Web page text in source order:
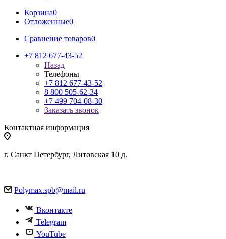
Корзина0
Отложенные0
Сравнение товаров0
+7 812 677-43-52
Назад
Телефоны
+7 812 677-43-52
8 800 505-62-34
+7 499 704-08-30
Заказать звонок
Контактная информация
г. Санкт Петербург, Литовская 10 д.
Polymax.spb@mail.ru
Вконтакте
Telegram
YouTube